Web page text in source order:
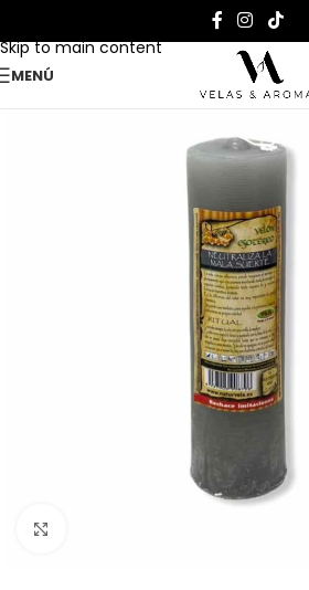
Skip to main content
MENÚ